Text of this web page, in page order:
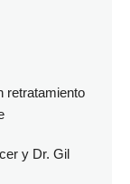
retratamiento
y Dr. Gil